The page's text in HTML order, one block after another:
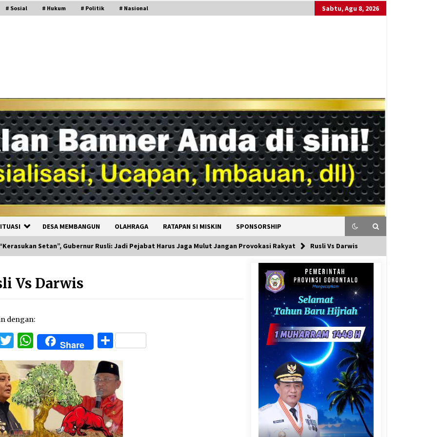
# Sosial # Hukum # Politik # Nasional Sabtu, Agu 8, 2026
DESA MEMBANGUN OLAHRAGA RATAPAN SI MISKIN SPONSORSHIP
Setan”, Gubernur Rusli: Jadi Pejabat Harus Jaga Mulut Jangan Provokasi Rakyat Rusli Vs Darwis
Vs Darwis
dengan:
Twitter
WhatsApp
Share Share